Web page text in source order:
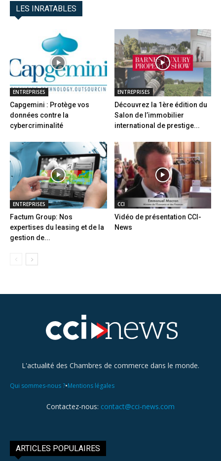
LES INRATABLES
ENTREPRISES
Capgemini : Protège vos
données contre la
cybercriminalité
ENTREPRISES
Découvrez la 1ère édition du
Salon de l’immobilier
international de prestige...
ENTREPRISES
Factum Group: Nos
expertises du leasing et de la
gestion de...
CCI
Vidéo de présentation CCI-
News
L'actualité des Chambres de commerce dans le monde.
Qui sommes-nous ?•Mentions légales
Contactez-nous: contact@cci-news.com
ARTICLES POPULAIRES